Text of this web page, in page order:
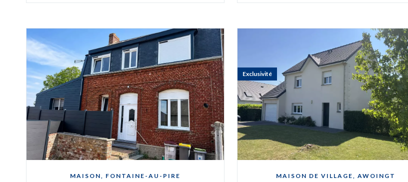
MAISON, FONTAINE-AU-PIRE MAISON DE VILLAGE, AWOINGT
Exclusivité